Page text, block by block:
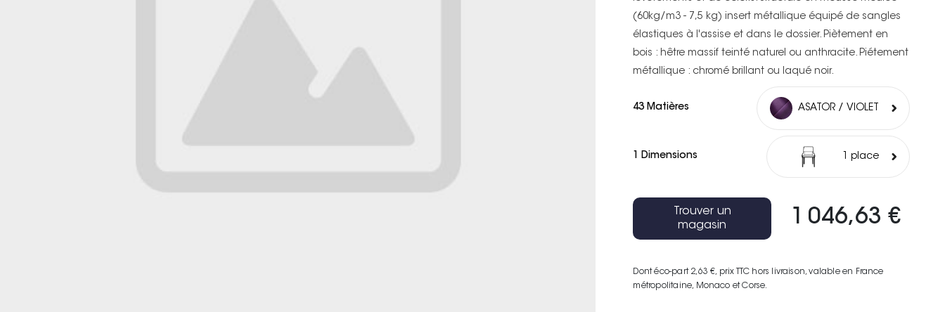
(60kg/m3 - 7,5 kg) insert métallique équipé de sangles
élastiques à l'assise et dans le dossier. Piètement en
bois : hêtre massif teinté naturel ou anthracite. Piétement
métallique : chromé brillant ou laqué noir.
43 Matières ASATOR / VIOLET
1 Dimensions 1 place
1 046,63 €
Dont éco-part 2,63 €, prix TTC hors livraison, valable en France
métropolitaine, Monaco et Corse.
Trouver un
magasin